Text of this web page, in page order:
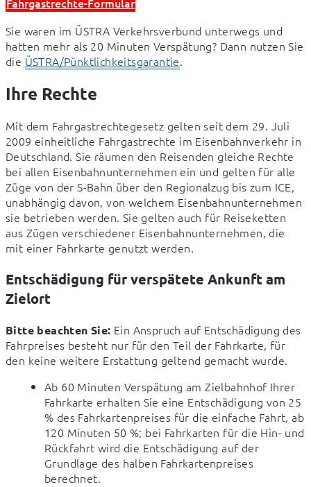
Sie waren im ÜSTRA Verkehrsverbund unterwegs und
hatten mehr als 20 Minuten Verspätung? Dann nutzen Sie
die ÜSTRA/Pünktlichkeitsgarantie.
Ihre Rechte
Mit dem Fahrgastrechtegesetz gelten seit dem 29. Juli
2009 einheitliche Fahrgastrechte im Eisenbahnverkehr in
Deutschland. Sie räumen den Reisenden gleiche Rechte
bei allen Eisenbahnunternehmen ein und gelten für alle
Züge von der S-Bahn über den Regionalzug bis zum ICE,
unabhängig davon, von welchem Eisenbahnunternehmen
sie betrieben werden. Sie gelten auch für Reiseketten
aus Zügen verschiedener Eisenbahnunternehmen, die
mit einer Fahrkarte genutzt werden.
Entschädigung für verspätete Ankunft am
Zielort
Bitte beachten Sie: Ein Anspruch auf Entschädigung des
Fahrpreises besteht nur für den Teil der Fahrkarte, für
den keine weitere Erstattung geltend gemacht wurde.
Ab 60 Minuten Verspätung am Zielbahnhof Ihrer
Fahrkarte erhalten Sie eine Entschädigung von 25
% des Fahrkartenpreises für die einfache Fahrt, ab
120 Minuten 50 %; bei Fahrkarten für die Hin- und
Rückfahrt wird die Entschädigung auf der
Grundlage des halben Fahrkartenpreises
berechnet.